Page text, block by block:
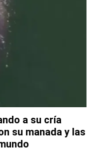
a su cría
su manada y las